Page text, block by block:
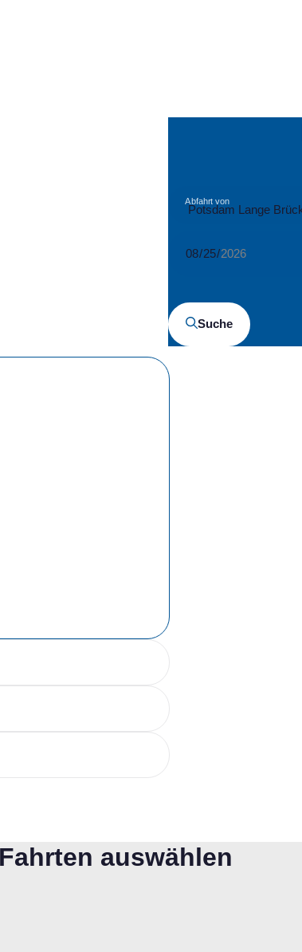
Abfahrt von
Suche
Fahrten auswählen